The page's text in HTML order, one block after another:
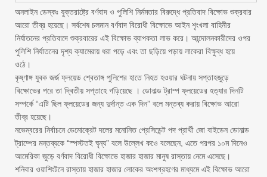
অনলাইন ডেস্কঃ যুক্তরাষ্ট্রে বর্ণবাদ ও পুলিশি নির্মমতার বিরুদ্ধে প্রতিবাদ বিক্ষোভ শুক্রবার
আরো তীব্র হয়েছে। সর্বশেষ চলমান বর্ণবাদ বিরোধী বিক্ষোভে আইন শৃংখলা বাহিনীর
নির্যাতনের প্রতিবাদে শুক্রবারের এই বিক্ষোভ ব্যাপকতা লাভ করে। আন্দোলনকারীদের ওপর
পুলিশি নির্যাতনের দৃশ্য ক্যামেরায় ধরা পড়ে এবং তা ছড়িয়ে পড়ায় লাকেরা বিক্ষুব্ধ হয়ে
ওঠে।
কৃষ্ণাঙ্গ যুবক জর্জ ফ্লয়েড শ্বেতাঙ্গ পুলিশের হাতে নিহত হওয়ার ঘটনায় সপ্তাহজুড়ে
বিক্ষোভের পরে তা দ্বিতীয় সপ্তাহে গড়িয়েছে । ডোনাল্ড ট্রাম্প ফ্লয়েডের হত্যার দিনটি
সম্পর্কে “এটি ছিল ফ্লয়েডের জন্য দুর্দান্ত এক দিন” বলে মন্তব্য করায় বিক্ষোভ আরো
তীব্র হয়েছে।
নভেম্বরের নির্বাচনে ডেমোক্রেট দলের মনোনিত প্রেসিডেন্ট পদ প্রার্থী জো বাইডেন ডোনাল্ড
ট্রাম্পের মন্তব্যকে “স্পস্টতই ঘৃন্য” বলে উল্লেখ কওে বলেছেন, এতে পরপর ১০ম দিনেও
আমেরিকা জুড়ে বর্ণবাদ বিরোধী বিক্ষোভে হাজার হাজার মানুষ রাস্তায় নেমে এসেছে।
শনিবার ওয়াশিংটনে রাস্তায় হাজার হাজার লোকের অংশগ্রহণের মাধ্যমে এই বিক্ষোভ আরো